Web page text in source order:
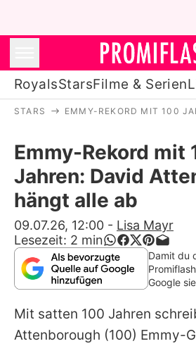
RoyalsStarsFilme & Serien
Stars
Filme & Serien
Lifestyle
Familie &
Promiflash
Alle Themen auf
STARS EMMY-REKORD MIT 100
Emmy-Rekord mit
Jahren: David
hängt alle ab
09.07.26, 12:00 - Lisa Mayr
Lesezeit: 2 min
Damit du
Google
Mit satten 100 Jahren
Attenborough (100) Emmy-